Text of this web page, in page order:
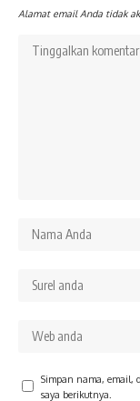
Alamat email Anda tidak
Simpan nama, email,
saya berikutnya.